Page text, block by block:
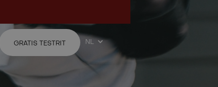
GRATIS TESTRIT NL
through